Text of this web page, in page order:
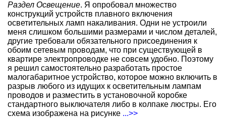
Раздел Освещение. Я опробовал множество
конструкций устройств плавного включения
осветительных ламп накаливания. Одни не устроили
меня слишком большими размерами и числом деталей,
другие требовали обязательного присоединения к
обоим сетевым проводам, что при существующей в
квартире электропроводке не совсем удобно. Поэтому
я решил самостоятельно разработать простое
малогабаритное устройство, которое можно включить в
разрыв любого из идущих к осветительным лампам
проводов и разместить в установочной коробке
стандартного выключателя либо в колпаке люстры. Его
схема изображена на рисунке ...>>